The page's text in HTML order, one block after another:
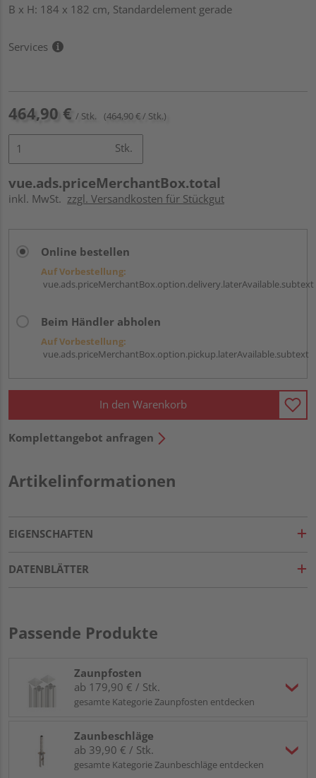
B x H: 184 x 182 cm, Standardelement gerade
Services
464,90 € / Stk. (464,90 € / Stk.)
Stk.
vue.ads.priceMerchantBox.total
inkl. MwSt. zzgl. Versandkosten für Stückgut
Online bestellen
Auf Vorbestellung:
vue.ads.priceMerchantBox.option.delivery.laterAvailable.subtext
Beim Händler abholen
Auf Vorbestellung:
vue.ads.priceMerchantBox.option.pickup.laterAvailable.subtext
In den Warenkorb
Komplettangebot anfragen
Artikelinformationen
EIGENSCHAFTEN
DATENBLÄTTER
Passende Produkte
Zaunpfosten
ab 179,90 € / Stk.
gesamte Kategorie Zaunpfosten entdecken
Zaunbeschläge
ab 39,90 € / Stk.
gesamte Kategorie Zaunbeschläge entdecken